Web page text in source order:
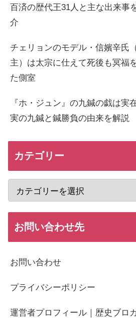
百済の歴代王31人と主な出来事
介
チェリョンのモデル・信嬪辛氏
主）は太宗に仕えて死後も冥福
た側室
『ホ・ジュン』の九鍼の戯は実
実の九鍼と鍼勝負の由来を解説
カテゴリー
お問い合わせ先
お問い合わせ
プライバシーポリシー
運営者プロフィール｜歴史ブロ